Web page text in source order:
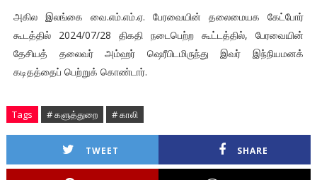
அகில இலங்கை வை.எம்.எம்.ஏ. பேரவையின் தலைமையக கேட்போர்
கூடத்தில் 2024/07/28 திகதி நடைபெற்ற கூட்டத்தில், பேரவையின்
தேசியத் தலைவர் அம்ஹர் ஷெரீபிடமிருந்து இவர் இந்நியமனக்
கடிதத்தைப் பெற்றுக் கொண்டார்.
Tags # களுத்துறை # காலி
TWEET SHARE